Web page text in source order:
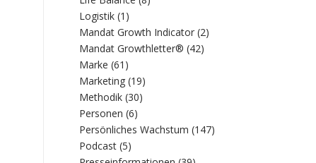
Logistik (1)
Mandat Growth Indicator (2)
Mandat Growthletter® (42)
Marke (61)
Marketing (19)
Methodik (30)
Personen (6)
Persönliches Wachstum (147)
Podcast (5)